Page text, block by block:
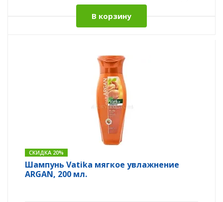
В корзину
СКИДКА 20%
Шампунь Vatika мягкое увлажнение
ARGAN, 200 мл.